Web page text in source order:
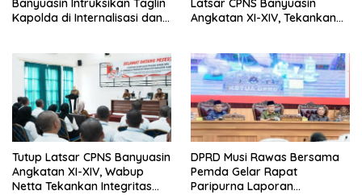
Kapolda di Internalisasi dan
Angkatan XI-XIV, Tekankan
Prima
Tutup Latsar CPNS Banyuasin
Angkatan XI-XIV, Wabup
Netta Tekankan Integritas
DPRD Musi Rawas Bersama
Pemda Gelar Rapat
Paripurna Laporan